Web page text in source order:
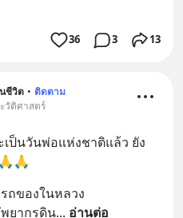
36 3 13
ชีวิต • ติดตาม
วัติศาสตร์
ป็นวันพ่อแห่งชาติแล้ว ยัง
ถของในหลวง
ยากรดิน... อ่านต่อ